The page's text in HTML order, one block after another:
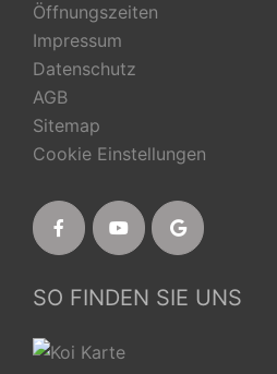
Öffnungszeiten
Impressum
Datenschutz
AGB
Sitemap
Cookie Einstellungen
SO FINDEN SIE UNS